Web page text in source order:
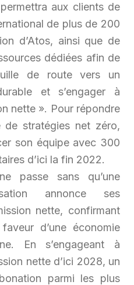
aux clients de
de plus de 200
d’Atos, ainsi que de
dédiées afin de
de route vers un
et s’engager à
nette ». Pour répondre
de stratégies net zéro,
son équipe avec 300
d’ici la fin 2022.
passe sans qu’une
annonce ses
nette, confirmant
d’une économie
En s’engageant à
nette d’ici 2028, un
parmi les plus